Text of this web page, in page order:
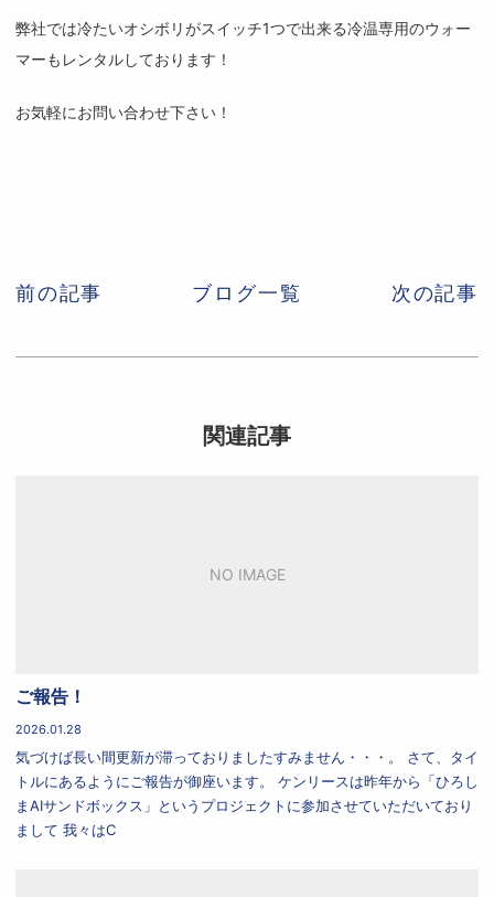
弊社では冷たいオシボリがスイッチ1つで出来る冷温専用のウォー
マーもレンタルしております！
お気軽にお問い合わせ下さい！
前の記事 ブログ一覧 次の記事
関連記事
NO IMAGE
ご報告！
2026.01.28
気づけば長い間更新が滞っておりましたすみません・・・。 さて、タイ
トルにあるようにご報告が御座います。 ケンリースは昨年から「ひろし
まAIサンドボックス」というプロジェクトに参加させていただいており
まして 我々はC